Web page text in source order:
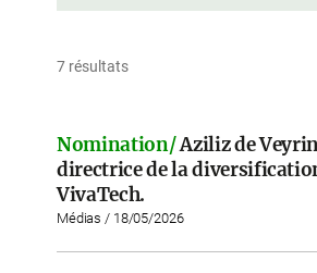
7 résultats
Nomination/Aziliz de
directrice de la
VivaTech.
Médias / 18/05/2026